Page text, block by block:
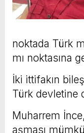
noktada Türk
mı noktasına
İki ittifakın
Türk devletine
Muharrem
aşması